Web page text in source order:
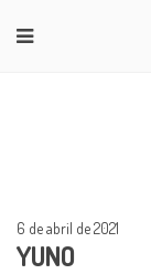
6 de abril de 2021
YUNO